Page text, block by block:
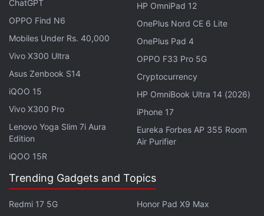
ఇంటెల్ కోర్ 5 స‌రీస్ ప్రాసెస‌ర్‌తో 16GB వెర్ష‌న్ ధ‌ర
రూ.69,999గా ఉంది. అయితే, దీని స్పెషల్ లాంఛ్ ధ‌ర
రూ.61,999 మాత్ర‌మే. అలాగే, 16GB + 512GB, 16GB +
1TB RAM వెర్ష‌న్‌లు ఇంటెల్ కోర్ 7 సిరీస్ ప్రాసెస‌ర్‌తో అయితే,
లాంఛ్ డిస్కౌంట్‌తో పొంద‌వ‌చ్చు. అప్పుడు వీటి ధ‌ర ఒక్క‌క్క‌టీ
రూ.73,999గా ఉంది.
Moto Book 60 స్పెసిఫికేష‌న్స్‌
Moto Book 60
టీయూవీ రీన్‌ల్యాండ్‌లో బ్లూ లైట్, ఫ్లిక‌ర్ ఫ్రీ స‌ర్టిఫికేష‌న్‌ల‌తో
వ‌స్తోంది. అలాగే, బ‌ట‌న్‌లెస్ మైలార్ ట‌చ్‌ప్యాడ్‌ను కూడా
ChatGPT
OPPO Find N6
Mobiles Under Rs. 40,000
Vivo X300 Ultra
Asus Zenbook S14
iQOO 15
Vivo X300 Pro
Lenovo Yoga Slim 7i Aura
Edition
iQOO 15R
HP OmniPad 12
OnePlus Nord CE 6 Lite
OnePlus Pad 4
OPPO F33 Pro 5G
Cryptocurrency
HP OmniBook Ultra 14 (2026)
iPhone 17
Eureka Forbes AP 355 Room
Air Purifier
Trending Gadgets and Topics
Redmi 17 5G
Honor Pad X9 Max